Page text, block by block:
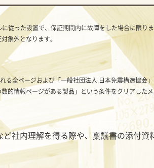
従った設置で、保証期間内に故障をした場合に限り
象外となります。
全ページおよび「一般社団法人 日本免震構造協会
的情報ページがある製品」という条件をクリアした
社内理解を得る際や、稟議書の添付資